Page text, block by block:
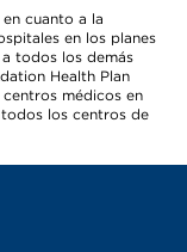
cuanto a la
en los planes
todos los demás
Health Plan
médicos en
los centros de